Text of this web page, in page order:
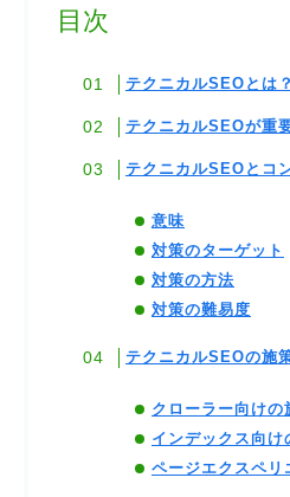
目次
テクニカルSEOとは？
テクニカルSEOが重
テクニカルSEOとコ
意味
対策のターゲット
対策の方法
対策の難易度
テクニカルSEOの施
クローラー向けの
インデックス向け
ページエクスペリ